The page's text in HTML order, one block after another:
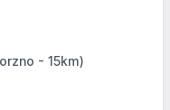
- 15km)